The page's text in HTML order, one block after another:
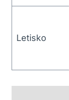
Letisko